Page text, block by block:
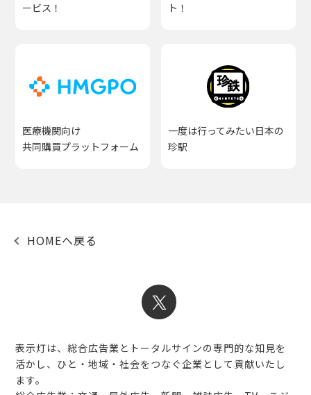
ービス！
ト！
医療機関向け
共同購買プラットフォーム
一度は行ってみたい日本の
珍駅
HOMEへ戻る
表示灯は、総合広告業とトータルサインの専門的な知見を
活かし、ひと・地域・社会をつなぐ企業として貢献いたし
ます。